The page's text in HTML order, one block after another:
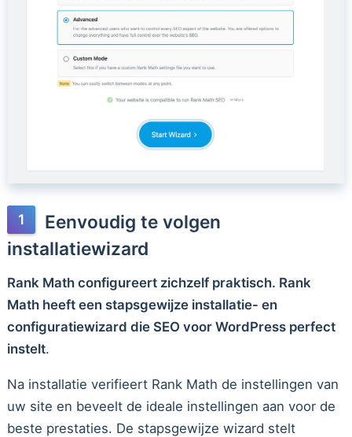
Eenvoudig te volgen
installatiewizard
Rank Math configureert zichzelf praktisch. Rank
Math heeft een stapsgewijze installatie- en
configuratiewizard die SEO voor WordPress perfect
instelt.
Na installatie verifieert Rank Math de instellingen van
uw site en beveelt de ideale instellingen aan voor de
beste prestaties. De stapsgewijze wizard stelt